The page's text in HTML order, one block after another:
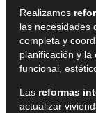
Realizamos
las necesidades
completa y
planificación y
funcional,
Las reformas
actualizar